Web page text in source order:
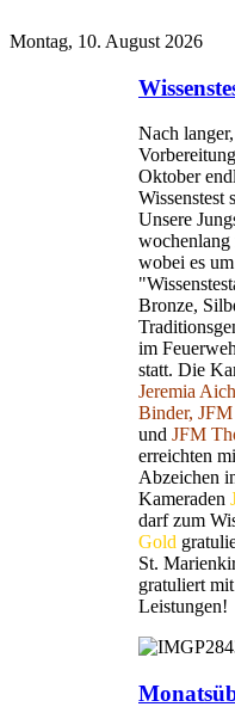
Montag, 10. August 2026
Nach
Oktober
Wissenstest
Unsere
wochenlang
wobei es
Bronze,
im
statt. Die
Jeremia
Binder,
und JFM
erreichten
Abzeichen
Kameraden
darf zum
Gold
St.
gratuliert
Leistungen!